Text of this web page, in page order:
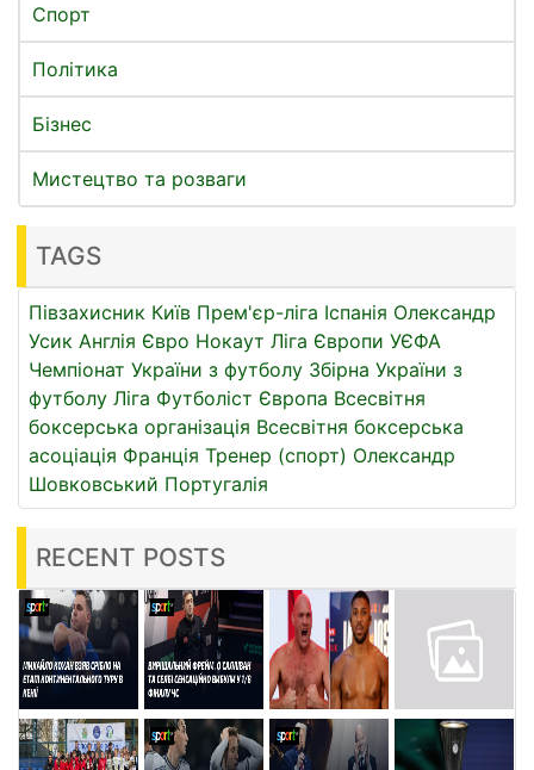
Спорт
Політика
Бізнес
Мистецтво та розваги
TAGS
Півзахисник Київ Прем'єр-ліга Іспанія Олександр
Усик Англія Євро Нокаут Ліга Європи УЄФА
Чемпіонат України з футболу Збірна України з
футболу Ліга Футболіст Європа Всесвітня
боксерська організація Всесвітня боксерська
асоціація Франція Тренер (спорт) Олександр
Шовковський Португалія
RECENT POSTS